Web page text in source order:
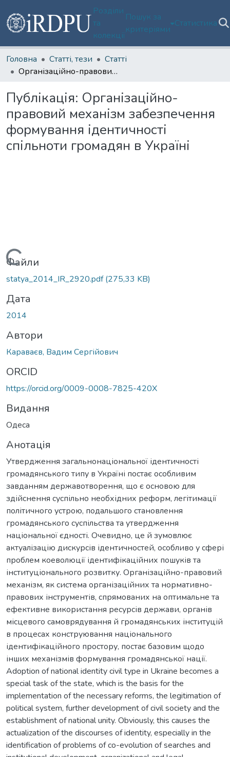
Розділи
та
колекції
Пошук за
критеріями
Статистика
Головна Статті, тези
Статті
Організаційно-правовий механізм забезпечення формування ідентичності спільноти громадян в Україні
Публікація: Організаційно-
правовий механізм забезпечення
формування ідентичності
спільноти громадян в Україні
Вантажиться...
Файли
statya_2014_IR_2920.pdf(275,33 KB)
Дата
2014
Автори
Караваєв, Вадим Сергійович
ORCID
https://orcid.org/0009-0008-7825-420X
Видання
Одеса
Анотація
Утвердження загальнонаціональної ідентичності
громадянського типу в Україні постає особливим
завданням державотворення, що є основою для
здійснення суспільно необхідних реформ, легітимації
політичного устрою, подальшого становлення
громадянського суспільства та утвердження
національної єдності. Очевидно, це й зумовлює
актуалізацію дискурсів ідентичностей, особливо у сфері
проблем коеволюції ідентифікаційних пошуків та
інституціонального розвитку. Організаційно-правовий
механізм, як система організаційних та нормативно-
правових інструментів, спрямованих на оптимальне та
ефективне використання ресурсів держави, органів
місцевого самоврядування й громадянських інституцій
в процесах конструювання національного
ідентифікаційного простору, постає базовим щодо
інших механізмів формування громадянської нації.
Adoption of national identity civil type in Ukraine becomes a
special task of the state, which is the basis for the
implementation of the necessary reforms, the legitimation of
political system, further development of civil society and the
establishment of national unity. Obviously, this causes the
actualization of the discourses of identity, especially in the
identification of problems of co-evolution of searches and